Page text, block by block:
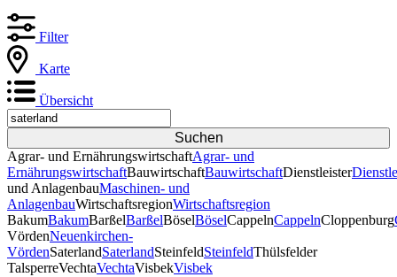
Filter
Karte
Übersicht
Agrar- und ErnährungswirtschaftAgrar- und
ErnährungswirtschaftBauwirtschaftBauwirtschaftDienstleister
und AnlagenbauMaschinen- und
AnlagenbauWirtschaftsregionWirtschaftsregion
BakumBakumBarßelBarßelBöselBöselCappelnCappelnCloppenburg
VördenNeuenkirchen-
VördenSaterlandSaterlandSteinfeldSteinfeldThülsfelder
TalsperreVechtaVechtaVisbekVisbek